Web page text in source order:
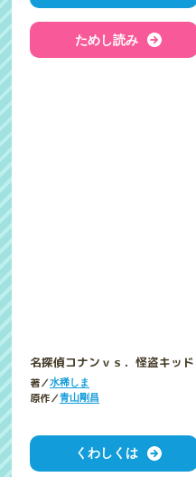
ためし読み
名探偵コナンｖｓ．怪盗キッド
著／水稀しま
原作／青山剛昌
くわしくは